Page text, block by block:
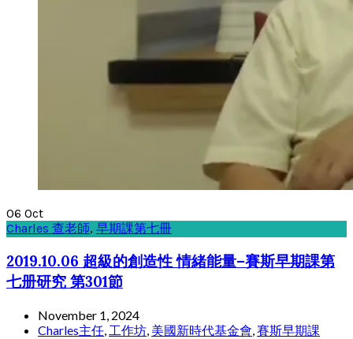
06 Oct
Charles 查老師, 早期課第七冊
2019.10.06 超級的創造性 情緒能量–賽斯早期課第
七册研究 第301節
November 1, 2024
Charles主任, 工作坊, 美國新時代基金會,賽斯早期課